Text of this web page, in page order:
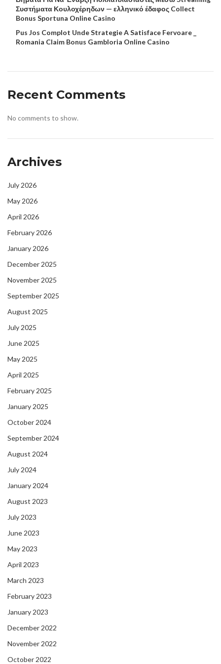
Συστήματα Κουλοχέρηδων — ελληνικό έδαφος Collect
Bonus Sportuna Online Casino
Pus Jos Complot Unde Strategie A Satisface Fervoare _
Romania Claim Bonus Gambloria Online Casino
Recent Comments
No comments to show.
Archives
July 2026
May 2026
April 2026
February 2026
January 2026
December 2025
November 2025
September 2025
August 2025
July 2025
June 2025
May 2025
April 2025
February 2025
January 2025
October 2024
September 2024
August 2024
July 2024
January 2024
August 2023
July 2023
June 2023
May 2023
April 2023
March 2023
February 2023
January 2023
December 2022
November 2022
October 2022